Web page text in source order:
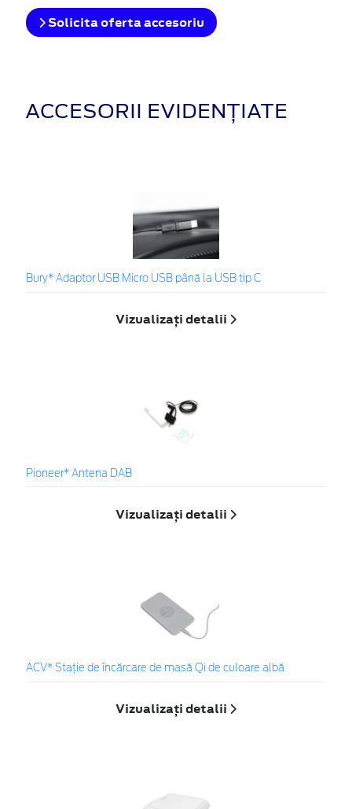
Solicita oferta accesoriu
ACCESORII EVIDENȚIATE
Bury* Adaptor USB Micro USB până la USB tip C
Vizualizați detalii
Pioneer* Antena DAB
Vizualizați detalii
ACV* Stație de încărcare de masă Qi de culoare albă
Vizualizați detalii